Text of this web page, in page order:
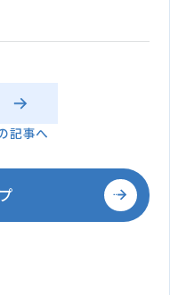
記事へ